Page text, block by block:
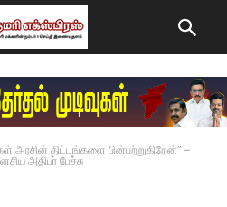
அரசின் திட்டங்களை பின்பற்றுகிறேன்” –
அதிபர் பேச்சு